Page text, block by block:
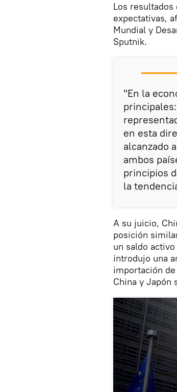
Los
expectativas,
Mundial y
Sputnik.
"En la
en esta
alcanzado
ambos
principios
la
A su juicio,
posición
un saldo
introdujo una
importación
China y Japón